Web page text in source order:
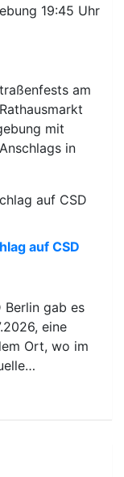
am
mit
in
auf CSD
Berlin gab es
eine
Ort, wo im